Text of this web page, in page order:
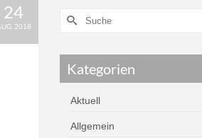
24
2018
Kategorien
Aktuell
Allgemein